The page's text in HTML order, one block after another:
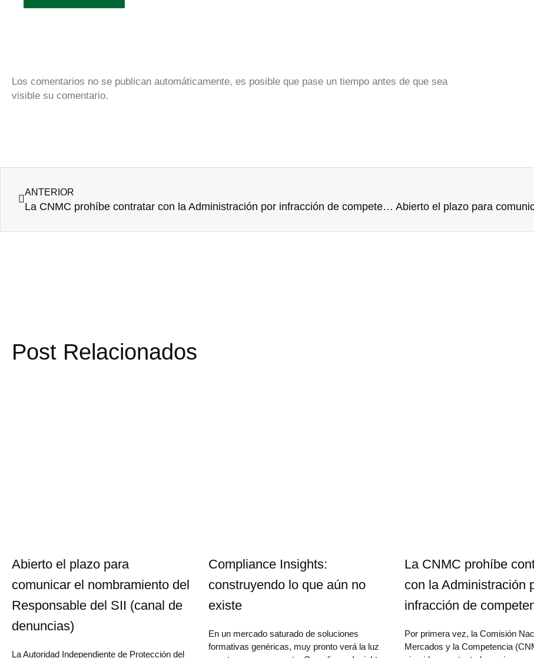
Los comentarios no se publican automáticamente, es posible que pase un tiempo antes de que sea
visible su comentario.
ANTERIOR
La CNMC prohíbe contratar con la Administración por infracción de competencia
Post Relacionados
Abierto el plazo para
comunicar el nombramiento del
Responsable del SII (canal de
denuncias)
La Autoridad Independiente de Protección del
Compliance Insights:
construyendo lo que aún no
existe
En un mercado saturado de soluciones
formativas genéricas, muy pronto verá la luz
La CNMC prohíbe
con la Administración
infracción de
Por primera vez, la Comisión
Mercados y la Competencia